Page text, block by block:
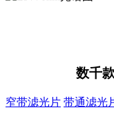
数千
窄带滤光片 带通滤光